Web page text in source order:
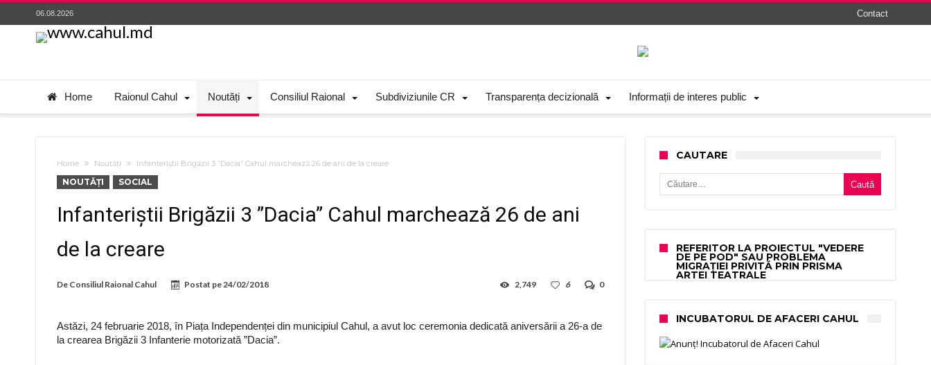
06.08.2026 Contact
Home Raionul Cahul Noutăți Consiliul Raional Subdiviziunile CR Transparența decizională Informații de interes public
Home Noutăți Infanteriștii Brigăzii 3 ”Dacia” Cahul marchează 26 de ani de la creare
NOUTĂȚI SOCIAL
Infanteriștii Brigăzii 3 ”Dacia” Cahul marchează 26 de ani
de la creare
De Consiliul Raional Cahul Postat pe24/02/2018 0
6
2,749
Astăzi, 24 februarie 2018, în Piața Independenței din municipiul Cahul, a avut loc ceremonia dedicată aniversării a 26-a de
la crearea Brigăzii 3 Infanterie motorizată ”Dacia”.
CAUTARE
Caută după:
REFERITOR LA PROIECTUL "VEDERE
DE PE POD" SAU PROBLEMA
MIGRAȚIEI PRIVITĂ PRIN PRISMA
ARTEI TEATRALE
INCUBATORUL DE AFACERI CAHUL